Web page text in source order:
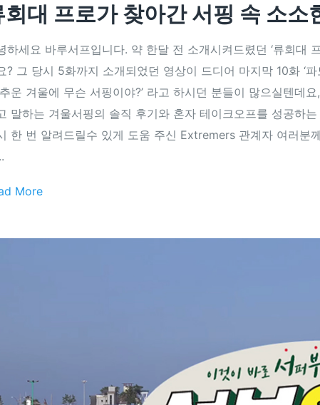
회대 프로가 찾아간 서핑 속 소소
하세요 바루서프입니다. 약 한달 전 소개시켜드렸던 ‘류회대
? 그 당시 5화까지 소개되었던 영상이 드디어 마지막 10화 ‘
운 겨울에 무슨 서핑이야?’ 라고 하시던 분들이 많으실텐데
말하는 겨울서핑의 솔직 후기와 혼자 테이크오프를 성공하
한 번 알려드릴수 있게 도움 주신 Extremers 관계자 여러분
More